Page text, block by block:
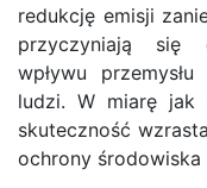
redukcję emisji
przyczyniają się
wpływu
ludzi. W miarę jak
skuteczność
ochrony środowiska